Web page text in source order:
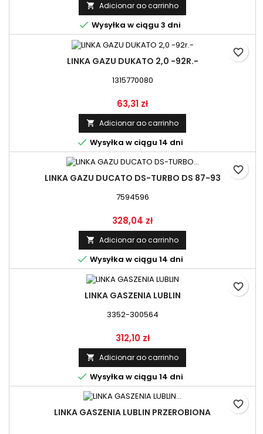
 Adicionar ao carrinho
 Wysyłka w ciągu 3 dni
LINKA GAZU DUKATO 2,0 -92R.-
1315770080
Preço
63,31 zł
 Adicionar ao carrinho
 Wysyłka w ciągu 14 dni
favorite_border
LINKA GAZU DUCATO DS-TURBO DS 87-93
7594596
Preço
328,04 zł
 Adicionar ao carrinho
 Wysyłka w ciągu 14 dni
favorite_border
LINKA GASZENIA LUBLIN
3352-300564
Preço
312,10 zł
 Adicionar ao carrinho
 Wysyłka w ciągu 14 dni
favorite_border
LINKA GASZENIA LUBLIN PRZEROBIONA
favorite_border